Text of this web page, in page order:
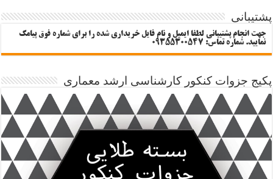
پشتیبانی
جهت انجام پشتیبانی لطفا ایمیل و نام فایل خریداری شده را برای شماره فوق پیامک
نمایید. شماره تماس: 09355300547
پکیج جزوات کنکور کارشناسی ارشد معماری